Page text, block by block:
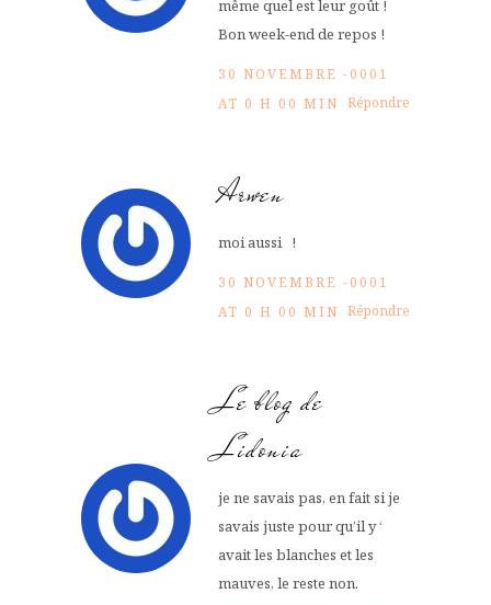
même quel est leur goût !
Bon week-end de repos !
30 NOVEMBRE -0001
AT 0 H 00 MIN Répondre
Arwen
moi aussi !
30 NOVEMBRE -0001
AT 0 H 00 MIN Répondre
Le blog de
Lidonia
je ne savais pas, en fait si je
savais juste pour qu’il y ‘
avait les blanches et les
mauves, le reste non.